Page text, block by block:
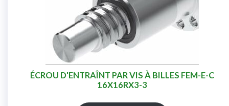
ÉCROU D'ENTRAÎNT PAR VIS À BILLES FEM-E-C
16X16RX3-3